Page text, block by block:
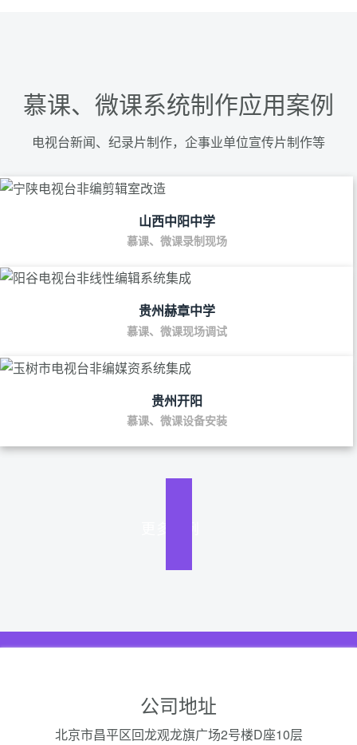
慕课、微课系统制作应用案例
电视台新闻、纪录片制作，企事业单位宣传片制作等
山西中阳中学
慕课、微课录制现场
贵州赫章中学
慕课、微课现场调试
贵州开阳
慕课、微课设备安装
公司地址
北京市昌平区回龙观龙旗广场2号楼D座10层